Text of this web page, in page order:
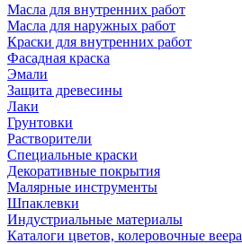
Масла для внутренних работ
Масла для наружных работ
Краски для внутренних работ
Фасадная краска
Эмали
Защита древесины
Лаки
Грунтовки
Растворители
Специальные краски
Декоративные покрытия
Малярные инструменты
Шпаклевки
Индустриальные материалы
Каталоги цветов, колеровочные веера